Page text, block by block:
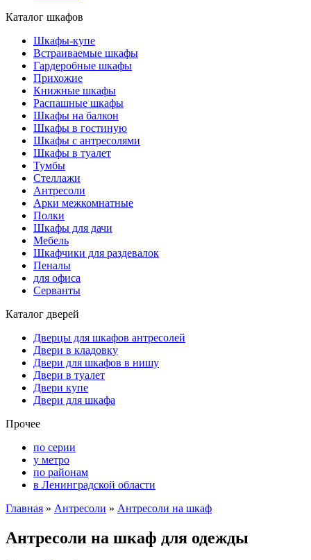
Каталог шкафов
Шкафы-купе
Встраиваемые шкафы
Гардеробные шкафы
Прихожие
Книжные шкафы
Распашные шкафы
Шкафы на балкон
Шкафы в гостиную
Шкафы с антресолями
Шкафы в туалет
Тумбы
Стеллажи
Антресоли
Арки межкомнатные
Полки
Шкафы для дачи
Мебель
Шкафчики для раздевалок
Пеналы
для офиса
Серванты
Каталог дверей
Дверцы для шкафов антресолей
Двери в кладовку
Двери для шкафов в нишу
Двери в туалет
Двери купе
Двери для шкафа
Прочее
по серии
у метро
по районам
в Ленинградской области
Главная » Антресоли » Антресоли на шкаф
Антресоли на шкаф для одежды